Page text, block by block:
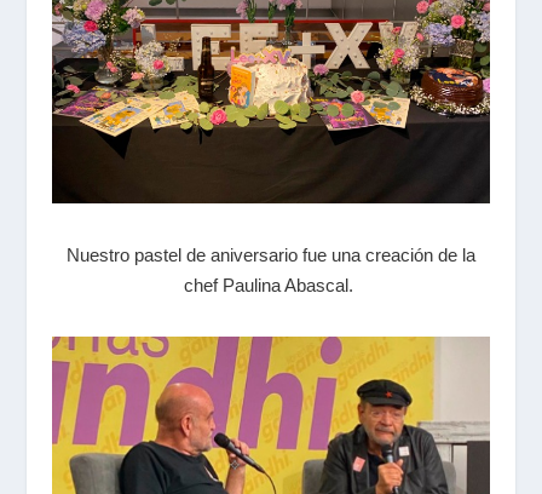
Nuestro pastel de aniversario fue una creación de la
chef Paulina Abascal.